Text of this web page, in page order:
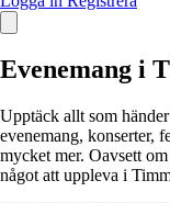
Evenemang i
Upptäck allt som
evenemang, konserter,
mycket mer. Oavsett
något att uppleva i